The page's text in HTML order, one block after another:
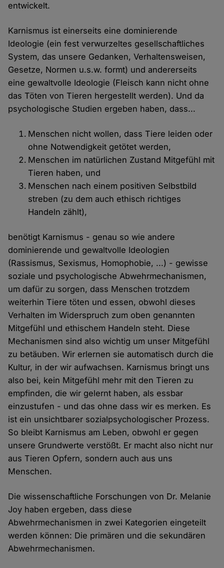
entwickelt.
Karnismus ist einerseits eine dominierende
Ideologie (ein fest verwurzeltes gesellschaftliches
System, das unsere Gedanken, Verhaltensweisen,
Gesetze, Normen u.s.w. formt) und andererseits
eine gewaltvolle Ideologie (Fleisch kann nicht ohne
das Töten von Tieren hergestellt werden). Und da
psychologische Studien ergeben haben, dass...
Menschen nicht wollen, dass Tiere leiden oder
ohne Notwendigkeit getötet werden,
Menschen im natürlichen Zustand Mitgefühl mit
Tieren haben, und
Menschen nach einem positiven Selbstbild
streben (zu dem auch ethisch richtiges
Handeln zählt),
benötigt Karnismus - genau so wie andere
dominierende und gewaltvolle Ideologien
(Rassismus, Sexismus, Homophobie, ...) - gewisse
soziale und psychologische Abwehrmechanismen,
um dafür zu sorgen, dass Menschen trotzdem
weiterhin Tiere töten und essen, obwohl dieses
Verhalten im Widerspruch zum oben genannten
Mitgefühl und ethischem Handeln steht. Diese
Mechanismen sind also wichtig um unser Mitgefühl
zu betäuben. Wir erlernen sie automatisch durch die
Kultur, in der wir aufwachsen. Karnismus bringt uns
also bei, kein Mitgefühl mehr mit den Tieren zu
empfinden, die wir gelernt haben, als essbar
einzustufen - und das ohne dass wir es merken. Es
ist ein unsichtbarer sozialpsychologischer Prozess.
So bleibt Karnismus am Leben, obwohl er gegen
unsere Grundwerte verstößt. Er macht also nicht nur
aus Tieren Opfern, sondern auch aus uns
Menschen.
Die wissenschaftliche Forschungen von Dr. Melanie
Joy haben ergeben, dass diese
Abwehrmechanismen in zwei Kategorien eingeteilt
werden können: Die primären und die sekundären
Abwehrmechanismen.